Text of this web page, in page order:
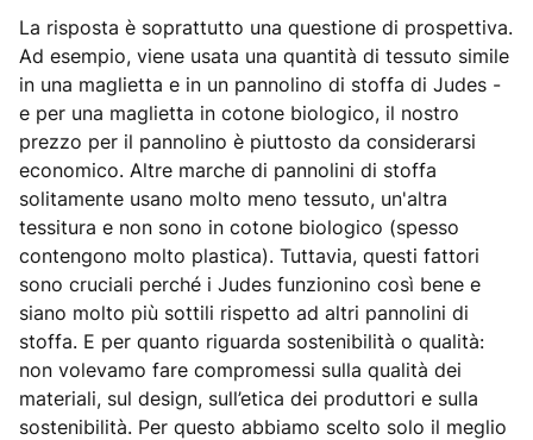
La risposta è soprattutto una questione di prospettiva.
Ad esempio, viene usata una quantità di tessuto simile
in una maglietta e in un pannolino di stoffa di Judes -
e per una maglietta in cotone biologico, il nostro
prezzo per il pannolino è piuttosto da considerarsi
economico. Altre marche di pannolini di stoffa
solitamente usano molto meno tessuto, un'altra
tessitura e non sono in cotone biologico (spesso
contengono molto plastica). Tuttavia, questi fattori
sono cruciali perché i Judes funzionino così bene e
siano molto più sottili rispetto ad altri pannolini di
stoffa. E per quanto riguarda sostenibilità o qualità:
non volevamo fare compromessi sulla qualità dei
materiali, sul design, sull’etica dei produttori e sulla
sostenibilità. Per questo abbiamo scelto solo il meglio